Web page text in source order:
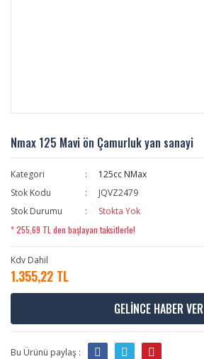
Nmax 125 Mavi ön Çamurluk yan sanayi
Kategori
125cc NMax
Stok Kodu
JQVZ2479
Stok Durumu
Stokta Yok
* 255,69 TL den başlayan taksitlerle!
Kdv Dahil
1.355,22 TL
GELİNCE HABER VER
Bu Ürünü paylaş :